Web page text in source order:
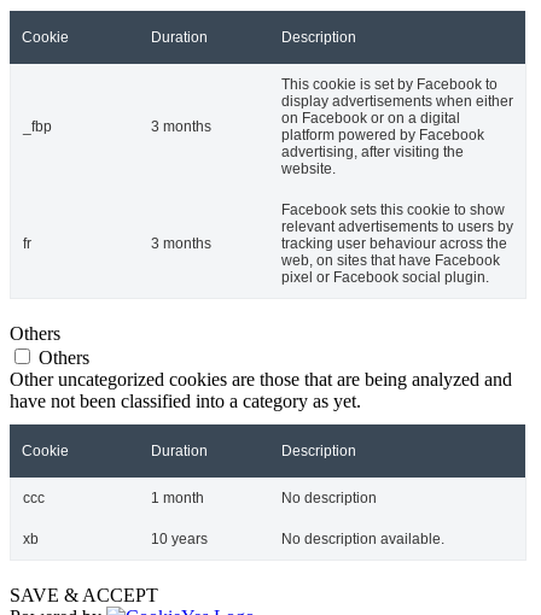
Cookie Duration Description
_fbp 3 months
This cookie is set by Facebook to
display advertisements when either
on Facebook or on a digital
platform powered by Facebook
advertising, after visiting the
website.
fr 3 months
Facebook sets this cookie to show
relevant advertisements to users by
tracking user behaviour across the
web, on sites that have Facebook
pixel or Facebook social plugin.
Others
Others
Other uncategorized cookies are those that are being analyzed and
have not been classified into a category as yet.
Cookie Duration Description
ccc 1 month No description
xb 10 years No description available.
SAVE & ACCEPT